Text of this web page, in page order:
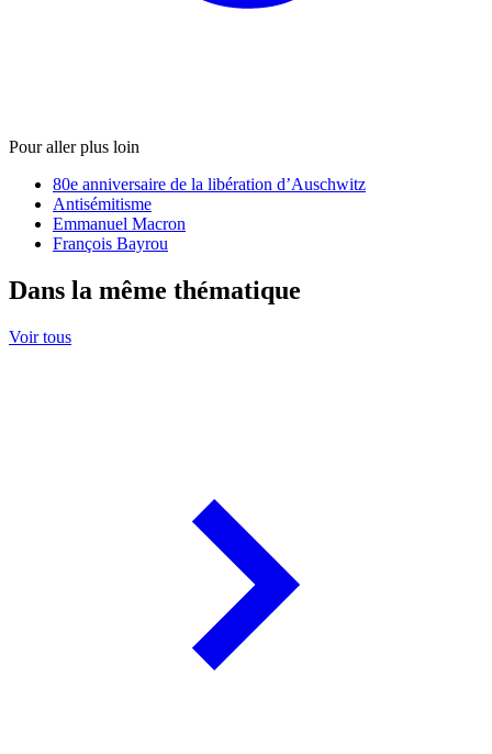
Pour aller plus loin
80e anniversaire de la libération d’Auschwitz
Antisémitisme
Emmanuel Macron
François Bayrou
Dans la même thématique
Voir tous